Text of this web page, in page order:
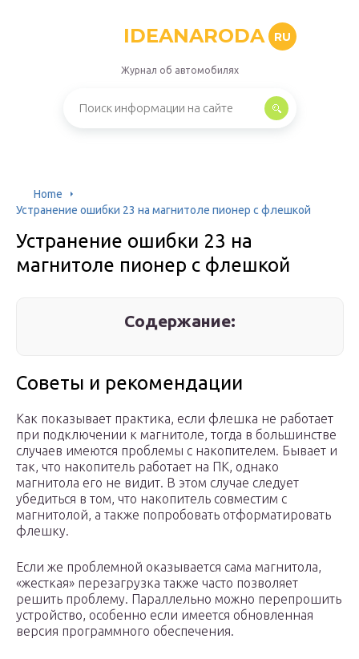
IDEANARODA RU
Журнал об автомобилях
Home
Устранение ошибки 23 на магнитоле пионер с флешкой
Устранение ошибки 23 на
магнитоле пионер с флешкой
Содержание:
Советы и рекомендации
Как показывает практика, если флешка не работает
при подключении к магнитоле, тогда в большинстве
случаев имеются проблемы с накопителем. Бывает и
так, что накопитель работает на ПК, однако
магнитола его не видит. В этом случае следует
убедиться в том, что накопитель совместим с
магнитолой, а также попробовать отформатировать
флешку.
Если же проблемной оказывается сама магнитола,
«жесткая» перезагрузка также часто позволяет
решить проблему. Параллельно можно перепрошить
устройство, особенно если имеется обновленная
версия программного обеспечения.